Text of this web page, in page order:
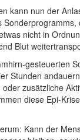
kann nun der
Sonderprogramms,
nicht in
Blut
gesteuerten
Stunden
zusätzliche
diese Epi-
Kann der